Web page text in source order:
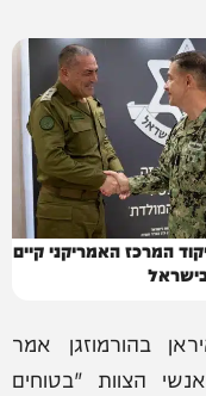
המרכז האמריקני קיים
בהורמוזגן אמר
לטלוויזיה ביום ראשון כי כל 23 אנשי הצוות "בטוחים